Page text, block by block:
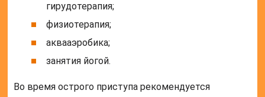
гирудотерапия;
физиотерапия;
аквааэробика;
занятия йогой.
Во время острого приступа рекомендуется